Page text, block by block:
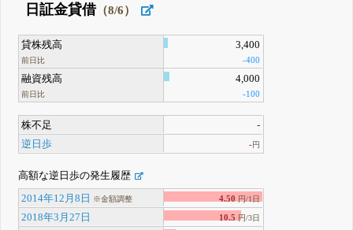
日証金貸借（8/6）
貸株残高
前日比
3,400
-400
融資残高
前日比
4,000
-100
株不足
-
逆日歩
-円
高額な逆日歩の発生履歴
2014年12月8日 ※金額調整 4.50 円/1日
2018年3月27日 10.5 円/3日